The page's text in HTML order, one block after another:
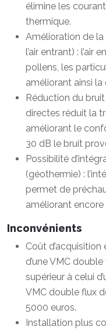
élimine les
thermique.
Amélioration de la
l’air entrant) : l’air
pollens, les
améliorant ainsi la
Réduction du bruit
directes réduit la
améliorant le
30 dB le bruit
Possibilité
(géothermie) :
permet de
améliorant encore
Inconvénients
Coût d’acquisition
d’une VMC
supérieur à celui
VMC double flux
5000 euros.
Installation plus